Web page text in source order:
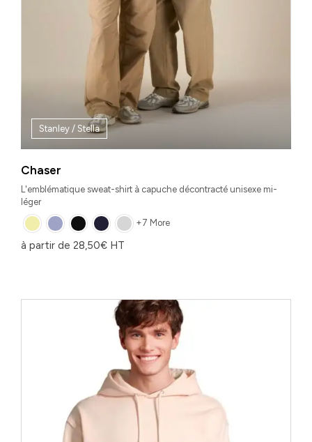
Stanley / Stella
Chaser
L'emblématique sweat-shirt à capuche décontracté unisexe mi-
léger
+7 More
à partir de 28,50€ HT